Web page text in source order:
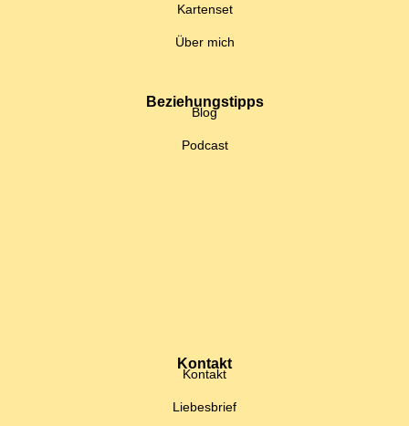
Kartenset
Über mich
Beziehungstipps
Blog
Podcast
Kontakt
Kontakt
Liebesbrief